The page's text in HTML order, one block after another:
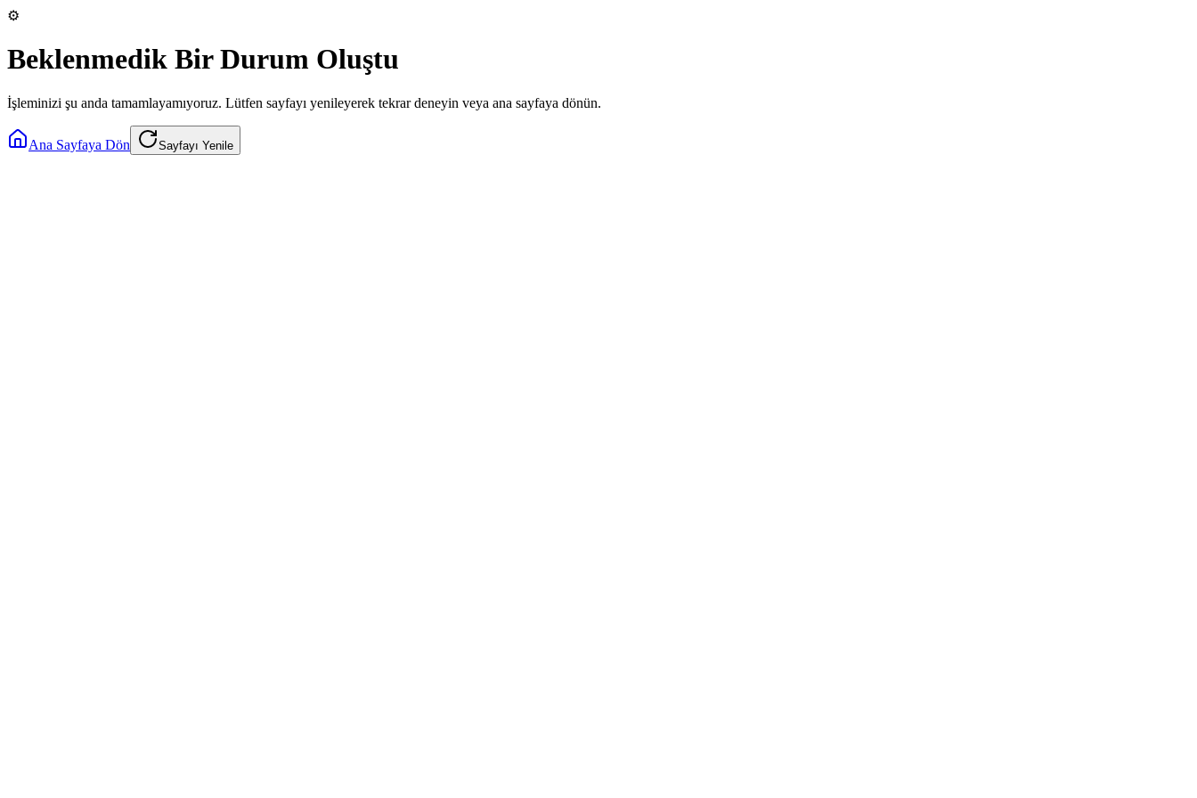
⚙️
Beklenmedik Bir Durum Oluştu
İşleminizi şu anda tamamlayamıyoruz. Lütfen sayfayı yenileyerek tekrar deneyin veya ana sayfaya dönün.
Ana Sayfaya Dön Sayfayı Yenile